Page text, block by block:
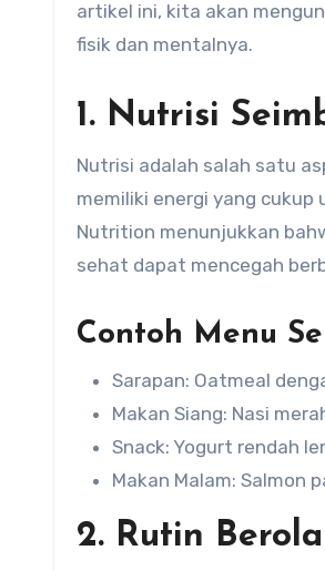
artikel ini, kita akan
fisik dan mentalnya.
1. Nutrisi
Nutrisi adalah salah satu
memiliki energi yang
Nutrition menunjukkan
sehat dapat mencegah
Contoh Menu
Sarapan: Oatmeal
Makan Siang: Nasi
Snack: Yogurt rendah
Makan Malam: Salmon
2. Rutin